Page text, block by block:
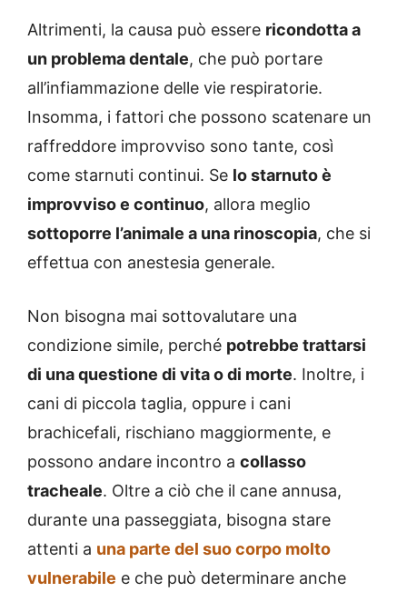
Altrimenti, la causa può essere ricondotta a
un problema dentale, che può portare
all’infiammazione delle vie respiratorie.
Insomma, i fattori che possono scatenare un
raffreddore improvviso sono tante, così
come starnuti continui. Se lo starnuto è
improvviso e continuo, allora meglio
sottoporre l’animale a una rinoscopia, che si
effettua con anestesia generale.
Non bisogna mai sottovalutare una
condizione simile, perché potrebbe trattarsi
di una questione di vita o di morte. Inoltre, i
cani di piccola taglia, oppure i cani
brachicefali, rischiano maggiormente, e
possono andare incontro a collasso
tracheale. Oltre a ciò che il cane annusa,
durante una passeggiata, bisogna stare
attenti a una parte del suo corpo molto
vulnerabile e che può determinare anche